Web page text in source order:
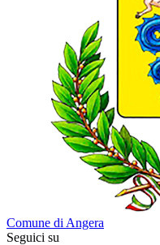
Comune di Angera
Seguici su